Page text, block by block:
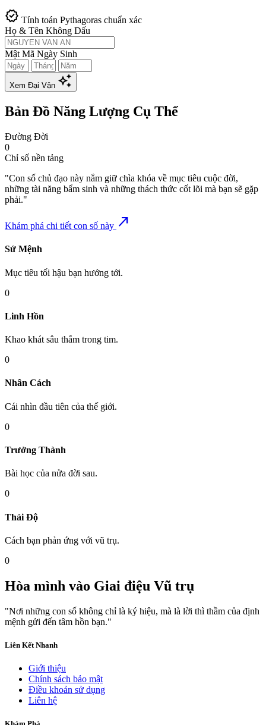
verified Tính toán Pythagoras chuẩn xác
Họ & Tên Không Dấu
Mật Mã Ngày Sinh
Xem Đại Vận auto_awesome
Bản Đồ Năng Lượng Cụ Thể
Đường Đời
0
Chỉ số nền tảng
"Con số chủ đạo này nắm giữ chìa khóa về mục tiêu cuộc đời,
những tài năng bẩm sinh và những thách thức cốt lõi mà bạn sẽ gặp
phải."
Khám phá chi tiết con số này north_east
Sứ Mệnh
Mục tiêu tối hậu bạn hướng tới.
0
Linh Hồn
Khao khát sâu thẳm trong tim.
0
Nhân Cách
Cái nhìn đầu tiên của thế giới.
0
Trưởng Thành
Bài học của nửa đời sau.
0
Thái Độ
Cách bạn phản ứng với vũ trụ.
0
Hòa mình vào Giai điệu Vũ trụ
"Nơi những con số không chỉ là ký hiệu, mà là lời thì thầm của định
mệnh gửi đến tâm hồn bạn."
Liên Kết Nhanh
Giới thiệu
Chính sách bảo mật
Điều khoản sử dụng
Liên hệ